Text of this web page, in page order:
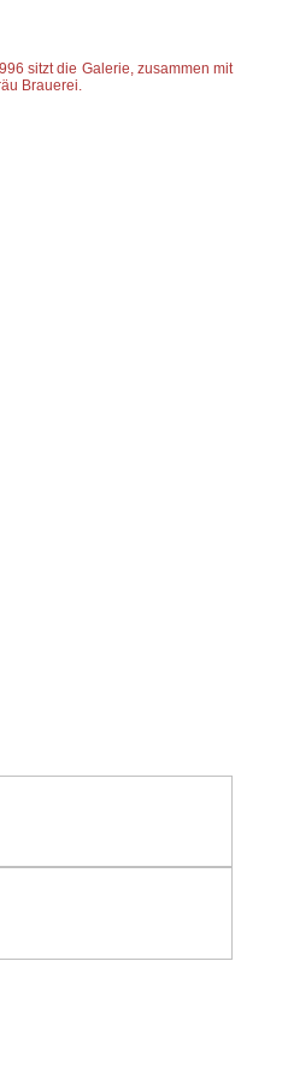
sitzt die Galerie, zusammen mit
Brauerei.